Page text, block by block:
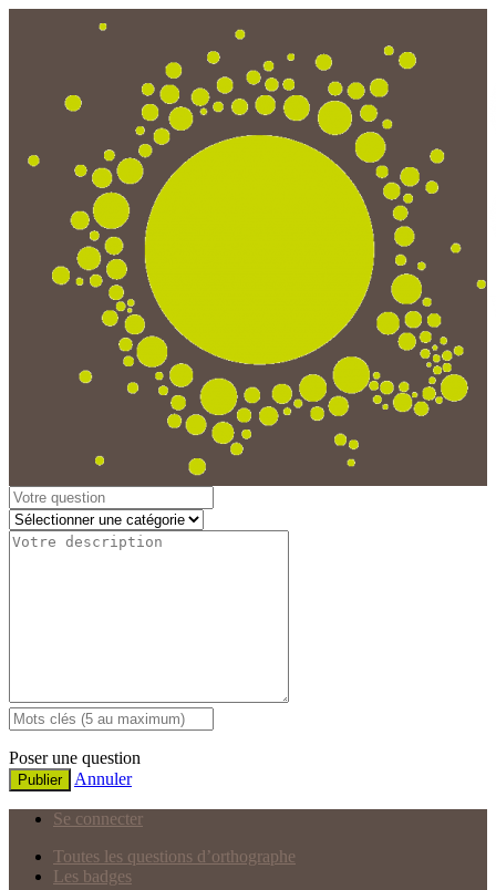
Poser une question
Publier Annuler
Se connecter
Toutes les questions d’orthographe
Les badges